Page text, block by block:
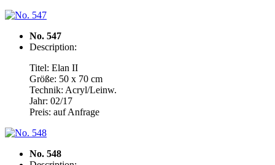
No. 547
Description:
Titel: Elan II
Größe: 50 x 70 cm
Technik: Acryl/Leinw.
Jahr: 02/17
Preis: auf Anfrage
No. 548